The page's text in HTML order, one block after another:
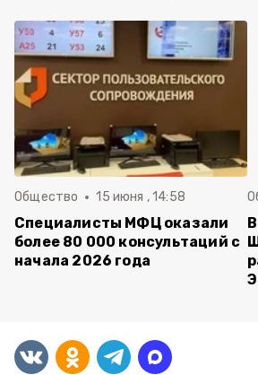
Общество 15 июня , 14:58
Специалисты МФЦ оказали
более 80 000 консультаций с
начала 2026 года